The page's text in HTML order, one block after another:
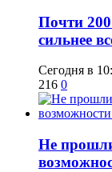
​Почти
сильнее
Сегодня в
216 0
Не